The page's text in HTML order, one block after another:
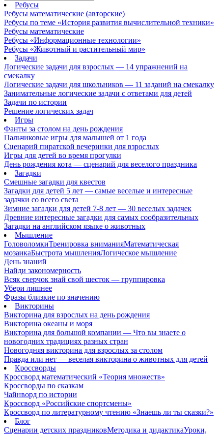
Ребусы
Ребусы математические (авторские)
Ребусы по теме «История развития вычислительной техники»
Ребусы математические
Ребусы «Информационные технологии»
Ребусы «Животный и растительный мир»
Задачи
Логические задачи для взрослых — 14 упражнений на
смекалку
Логические задачи для школьников — 11 заданий на смекалку
Занимательные логические задачи с ответами для детей
Задачи по истории
Решение логических задач
Игры
Фанты за столом на день рождения
Пальчиковые игры для малышей от 1 года
Сценарий пиратской вечеринки для взрослых
Игры для детей во время прогулки
День рождения кота — сценарий для веселого праздника
Загадки
Смешные загадки для квестов
Загадки для детей 5 лет — самые веселые и интересные
задачки со всего света
Зимние загадки для детей 7-8 лет — 30 веселых задачек
Древние интересные загадки для самых сообразительных
Загадки на английском языке о животных
Мышление
ГоловоломкиТренировка вниманияМатематическая
мозаикаБыстрота мышленияЛогическое мышление
День знаний
Найди закономерность
Всяк сверчок знай свой шесток — группировка
Убери лишнее
Фразы близкие по значению
Викторины
Викторина для взрослых на день рождения
Викторина океаны и моря
Викторина для большой компании — Что вы знаете о
новогодних традициях разных стран
Новогодняя викторина для взрослых за столом
Правда или нет — веселая викторина о животных для детей
Кроссворды
Кроссворд математический «Теория множеств»
Кроссворды по сказкам
Чайнворд по истории
Кроссворд «Российские спортсмены»
Кроссворд по литературному чтению «Знаешь ли ты сказки?»
Блог
Сценарии детских праздниковМетодика и дидактикаУроки,